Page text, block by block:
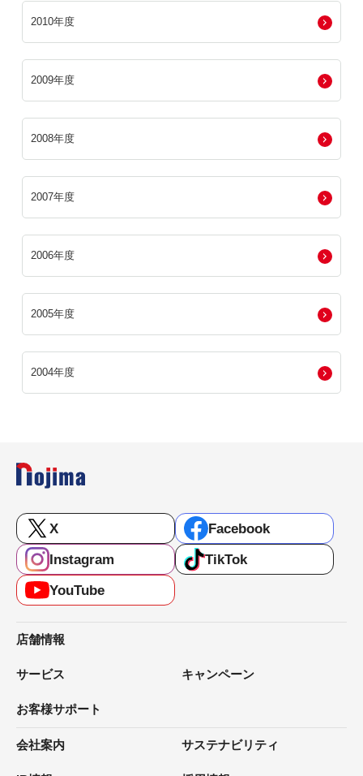
2010年度
2009年度
2008年度
2007年度
2006年度
2005年度
2004年度
X
Facebook
Instagram
TikTok
YouTube
店舗情報
サービス キャンペーン
お客様サポート
会社案内 サステナビリティ